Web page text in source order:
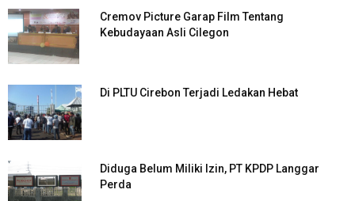
Cremov Picture Garap Film Tentang
Kebudayaan Asli Cilegon
Di PLTU Cirebon Terjadi Ledakan Hebat
Diduga Belum Miliki Izin, PT KPDP Langgar
Perda